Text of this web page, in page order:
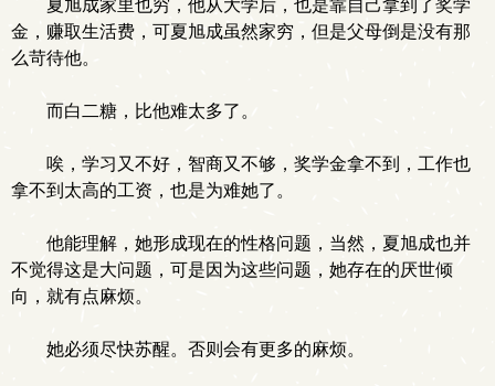
夏旭成家里也穷，他从大学后，也是靠自己拿到了奖学
金，赚取生活费，可夏旭成虽然家穷，但是父母倒是没有那
么苛待他。
而白二糖，比他难太多了。
唉，学习又不好，智商又不够，奖学金拿不到，工作也
拿不到太高的工资，也是为难她了。
他能理解，她形成现在的性格问题，当然，夏旭成也并
不觉得这是大问题，可是因为这些问题，她存在的厌世倾
向，就有点麻烦。
她必须尽快苏醒。否则会有更多的麻烦。